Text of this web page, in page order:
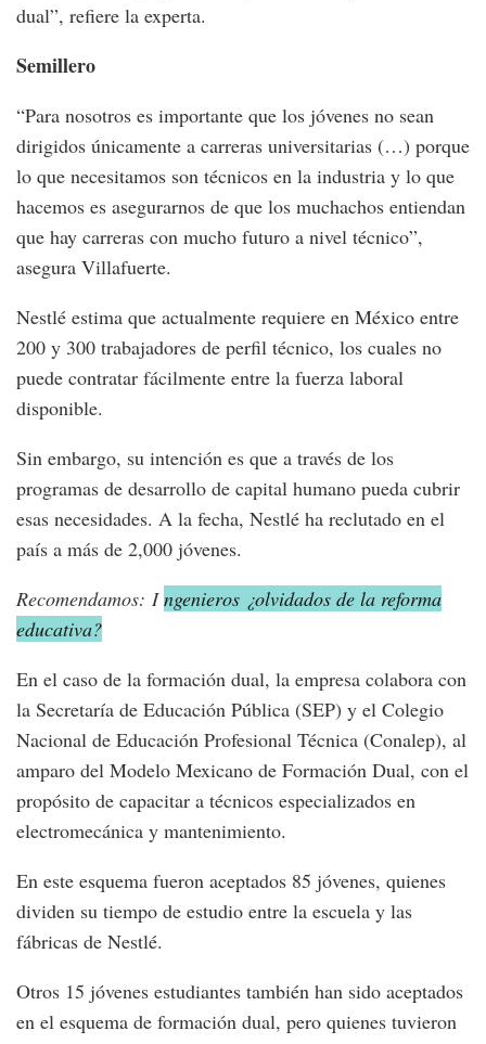
dual”, refiere la experta.
Semillero
“Para nosotros es importante que los jóvenes no sean
dirigidos únicamente a carreras universitarias (…) porque
lo que necesitamos son técnicos en la industria y lo que
hacemos es asegurarnos de que los muchachos entiendan
que hay carreras con mucho futuro a nivel técnico”,
asegura Villafuerte.
Nestlé estima que actualmente requiere en México entre
200 y 300 trabajadores de perfil técnico, los cuales no
puede contratar fácilmente entre la fuerza laboral
disponible.
Sin embargo, su intención es que a través de los
programas de desarrollo de capital humano pueda cubrir
esas necesidades. A la fecha, Nestlé ha reclutado en el
país a más de 2,000 jóvenes.
Recomendamos: I ngenieros ¿olvidados de la reforma
educativa?
En el caso de la formación dual, la empresa colabora con
la Secretaría de Educación Pública (SEP) y el Colegio
Nacional de Educación Profesional Técnica (Conalep), al
amparo del Modelo Mexicano de Formación Dual, con el
propósito de capacitar a técnicos especializados en
electromecánica y mantenimiento.
En este esquema fueron aceptados 85 jóvenes, quienes
dividen su tiempo de estudio entre la escuela y las
fábricas de Nestlé.
Otros 15 jóvenes estudiantes también han sido aceptados
en el esquema de formación dual, pero quienes tuvieron